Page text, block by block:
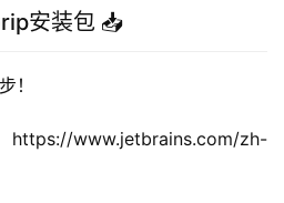
安装包 📥
！
www.jetbrains.com/zh-